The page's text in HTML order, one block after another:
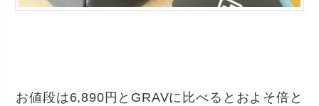
お値段は6,890円とGRAVに比べるとおよそ倍と